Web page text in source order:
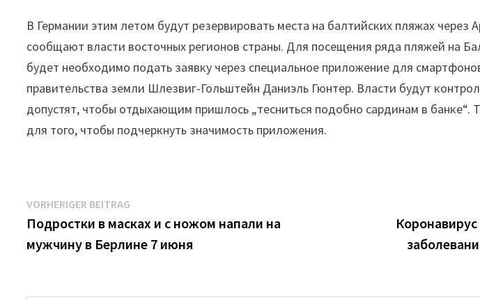
В Германии этим летом будут резервировать места на балтийских пляжах через
сообщают власти восточных регионов страны. Для посещения ряда пляжей на
будет необходимо подать заявку через специальное приложение для
правительства земли Шлезвиг-Гольштейн Даниэль Гюнтер. Власти будут
допустят, чтобы отдыхающим пришлось „тесниться подобно сардинам в банке“.
для того, чтобы подчеркнуть значимость приложения.
Beitrags-
Navigation
VORHERIGER BEITRAG
Beitrag:
Подростки в масках и с ножом напали на
мужчину в Берлине 7 июня
Коронавирус